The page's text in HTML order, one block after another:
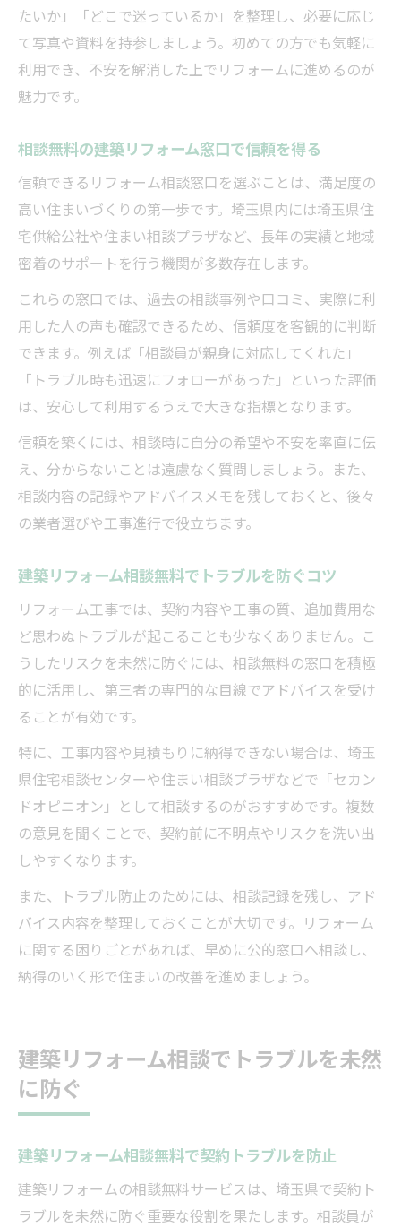
たいか」「どこで迷っているか」を整理し、必要に応じ
て写真や資料を持参しましょう。初めての方でも気軽に
利用でき、不安を解消した上でリフォームに進めるのが
魅力です。
相談無料の建築リフォーム窓口で信頼を得る
信頼できるリフォーム相談窓口を選ぶことは、満足度の
高い住まいづくりの第一歩です。埼玉県内には埼玉県住
宅供給公社や住まい相談プラザなど、長年の実績と地域
密着のサポートを行う機関が多数存在します。
これらの窓口では、過去の相談事例や口コミ、実際に利
用した人の声も確認できるため、信頼度を客観的に判断
できます。例えば「相談員が親身に対応してくれた」
「トラブル時も迅速にフォローがあった」といった評価
は、安心して利用するうえで大きな指標となります。
信頼を築くには、相談時に自分の希望や不安を率直に伝
え、分からないことは遠慮なく質問しましょう。また、
相談内容の記録やアドバイスメモを残しておくと、後々
の業者選びや工事進行で役立ちます。
建築リフォーム相談無料でトラブルを防ぐコツ
リフォーム工事では、契約内容や工事の質、追加費用な
ど思わぬトラブルが起こることも少なくありません。こ
うしたリスクを未然に防ぐには、相談無料の窓口を積極
的に活用し、第三者の専門的な目線でアドバイスを受け
ることが有効です。
特に、工事内容や見積もりに納得できない場合は、埼玉
県住宅相談センターや住まい相談プラザなどで「セカン
ドオピニオン」として相談するのがおすすめです。複数
の意見を聞くことで、契約前に不明点やリスクを洗い出
しやすくなります。
また、トラブル防止のためには、相談記録を残し、アド
バイス内容を整理しておくことが大切です。リフォーム
に関する困りごとがあれば、早めに公的窓口へ相談し、
納得のいく形で住まいの改善を進めましょう。
建築リフォーム相談でトラブルを未然
に防ぐ
建築リフォーム相談無料で契約トラブルを防止
建築リフォームの相談無料サービスは、埼玉県で契約ト
ラブルを未然に防ぐ重要な役割を果たします。相談員が